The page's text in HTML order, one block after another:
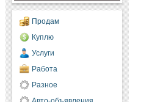
Продам
Куплю
Услуги
Работа
Разное